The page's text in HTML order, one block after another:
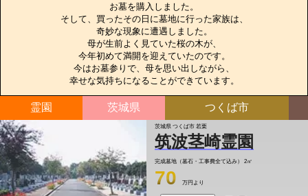
お墓を購入しました。
そして、買ったその日に墓地に行った家族は、
奇妙な現象に遭遇しました。
母が生前よく見ていた桜の木が、
今年初めて満開を迎えていたのです。
今はお墓参りで、母を思い出しながら、
幸せな気持ちになることができています。
霊園 茨城県 つくば市
茨城県 つくば市 若栗
筑波茎崎霊園
完成墓地（墓石・工事費全て込み） 2㎡
70 万円より